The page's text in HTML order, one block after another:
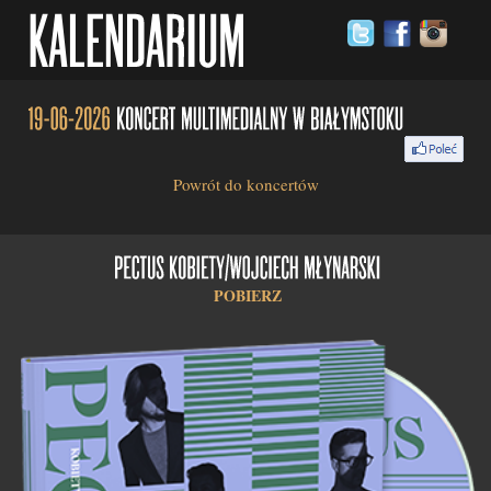
Powrót do koncertów
POBIERZ